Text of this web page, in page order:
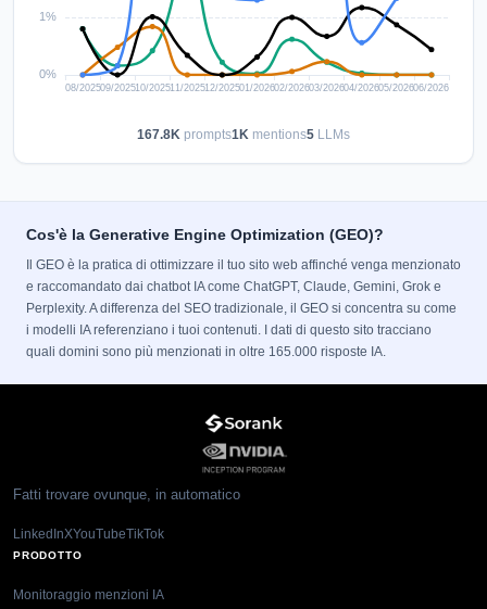
167.8K prompts1K mentions5 LLMs
Cos'è la Generative Engine Optimization (GEO)?
Il GEO è la pratica di ottimizzare il tuo sito web affinché venga menzionato
e raccomandato dai chatbot IA come ChatGPT, Claude, Gemini, Grok e
Perplexity. A differenza del SEO tradizionale, il GEO si concentra su come
i modelli IA referenziano i tuoi contenuti. I dati di questo sito tracciano
quali domini sono più menzionati in oltre 165.000 risposte IA.
Fatti trovare ovunque, in automatico
LinkedInXYouTubeTikTok
PRODOTTO
Monitoraggio menzioni IA